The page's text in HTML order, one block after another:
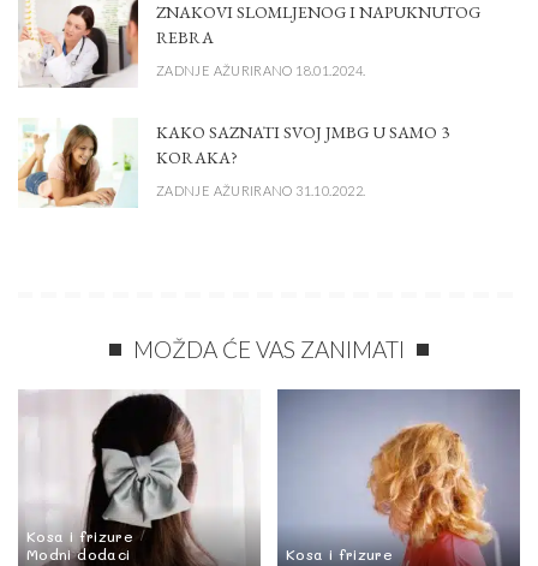
ZNAKOVI SLOMLJENOG I NAPUKNUTOG
REBRA
ZADNJE AŽURIRANO 18.01.2024.
KAKO SAZNATI SVOJ JMBG U SAMO 3
KORAKA?
ZADNJE AŽURIRANO 31.10.2022.
MOŽDA ĆE VAS ZANIMATI
Kosa i frizure
Modni dodaci
Kosa i frizure